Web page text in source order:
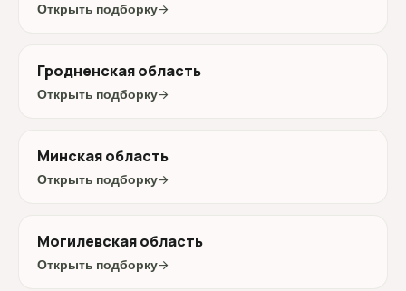
Открыть подборкуarrow_forward
Гродненская область
Открыть подборкуarrow_forward
Минская область
Открыть подборкуarrow_forward
Могилевская область
Открыть подборкуarrow_forward